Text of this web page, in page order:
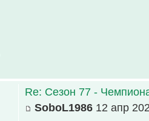
Re: Сезон 77 -
SoboL1986 12 апр